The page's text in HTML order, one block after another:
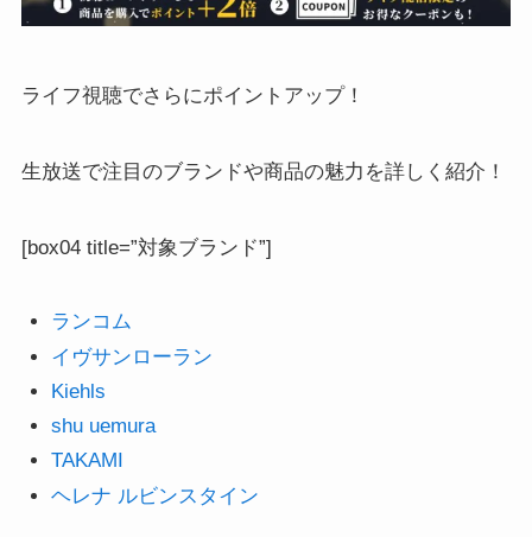
ライフ視聴でさらにポイントアップ！
生放送で注目のブランドや商品の魅力を詳しく紹介！
[box04 title=”対象ブランド”]
ランコム
イヴサンローラン
Kiehls
shu uemura
TAKAMI
ヘレナ ルビンスタイン